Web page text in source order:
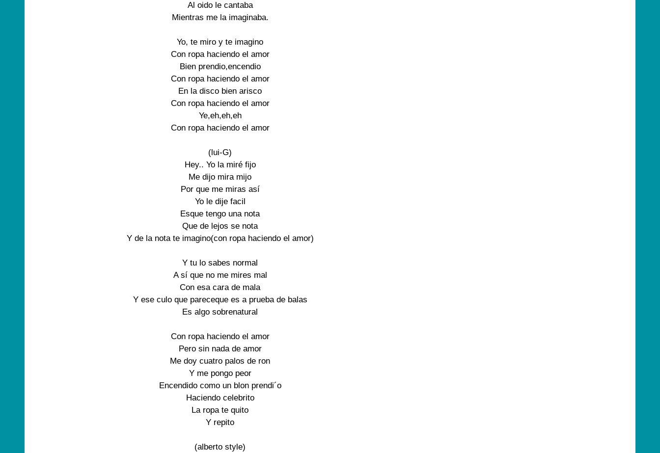
Al oido le cantaba
Mientras me la imaginaba.
Yo, te miro y te imagino
Con ropa haciendo el amor
Bien prendio,encendio
Con ropa haciendo el amor
En la disco bien arisco
Con ropa haciendo el amor
Ye,eh,eh,eh
Con ropa haciendo el amor
(lui-G)
Hey.. Yo la miré fijo
Me dijo mira mijo
Por que me miras así
Yo le dije facil
Esque tengo una nota
Que de lejos se nota
Y de la nota te imagino(con ropa haciendo el amor)
Y tu lo sabes normal
A sí que no me mires mal
Con esa cara de mala
Y ese culo que pareceque es a prueba de balas
Es algo sobrenatural
Con ropa haciendo el amor
Pero sin nada de amor
Me doy cuatro palos de ron
Y me pongo peor
Encendido como un blon prendi´o
Haciendo celebrito
La ropa te quito
Y repito
(alberto style)